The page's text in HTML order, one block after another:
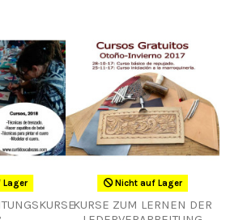
Nicht auf Lager
KURSE ZUM LERNEN DER